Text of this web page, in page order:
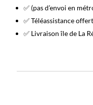
✅ (pas d’envoi en
✅ Téléassistance
✅ Livraison île de La